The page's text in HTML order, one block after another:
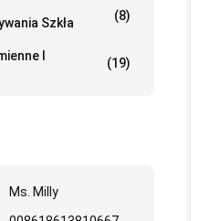
Szkła
(8)
I
(19)
Ms. Milly